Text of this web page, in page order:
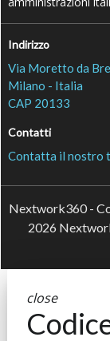
Indirizzo
Via Moretto da
Milano - Italia
CAP 20133
Contatti
Contatta il nostro
Nextwork360 -
2026
close